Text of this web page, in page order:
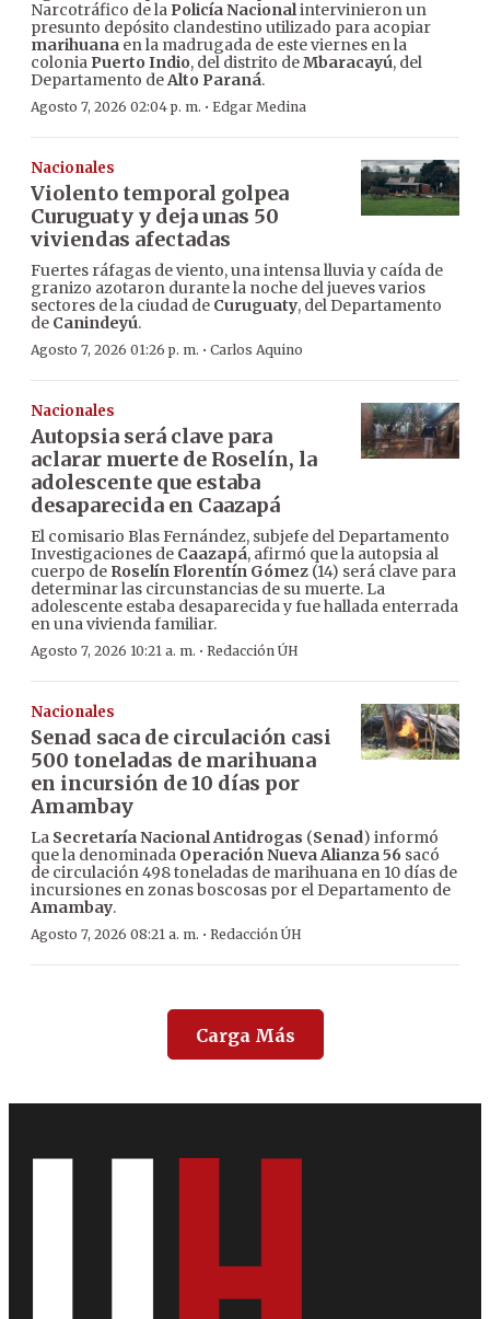
Narcotráfico de la Policía Nacionalintervinieron un
presunto depósito clandestino utilizado para acopiar
marihuana en la madrugada de este viernes en la
colonia Puerto Indio, del distrito deMbaracayú, del
Departamento deAlto Paraná.
Agosto 7, 2026 02:04 p. m. · Edgar Medina
Nacionales
Violento temporal golpea
Curuguaty y deja unas 50
viviendas afectadas
Fuertes ráfagas de viento, una intensa lluvia y caída de
granizo azotaron durante la noche del jueves varios
sectores de la ciudad de Curuguaty, del Departamento
de Canindeyú.
Agosto 7, 2026 01:26 p. m. · Carlos Aquino
Nacionales
Autopsia será clave para
aclarar muerte de Roselín, la
adolescente que estaba
desaparecida en Caazapá
El comisario Blas Fernández, subjefe del Departamento
Investigaciones de Caazapá, afirmó que la autopsia al
cuerpo de Roselín Florentín Gómez (14) será clave para
determinar las circunstancias de su muerte. La
adolescente estaba desaparecida y fue hallada enterrada
en una vivienda familiar.
Agosto 7, 2026 10:21 a. m. · Redacción ÚH
Nacionales
Senad saca de circulación casi
500 toneladas de marihuana
en incursión de 10 días por
Amambay
La Secretaría Nacional Antidrogas (Senad) informó
que la denominada Operación Nueva Alianza 56 sacó
de circulación 498 toneladas de marihuana en 10 días de
incursiones en zonas boscosas por el Departamento de
Amambay.
Agosto 7, 2026 08:21 a. m. · Redacción ÚH
Carga Más